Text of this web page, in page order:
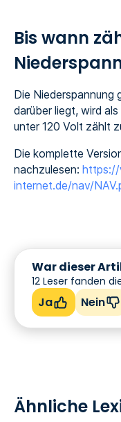
Bis wann
Die Niederspannung
darüber liegt, wird
unter 120 Volt zählt
Die komplette
nachzulesen: https://
internet.de/nav/
War dieser
12 Leser fanden
Ja Nein
Ähnliche